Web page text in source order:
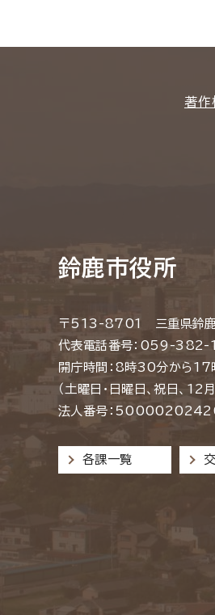
著作
鈴鹿市役所
〒513-8701 三重県鈴鹿
代表電話番号：059-
開庁時間：8時30分から17
（土曜日・日曜日、祝日、
法人番号：
各課一覧